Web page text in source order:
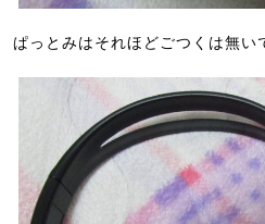
ぱっとみはそれほどごつくは無い